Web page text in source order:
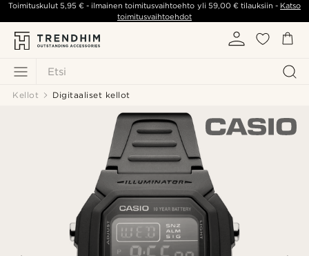
Etsi
Toimituskulut5,95 € - ilmainen toimitusvaihtoehto yli 59,00 €tilauksiin - Katso
toimitusvaihtoehdot
Kellot Digitaaliset kellot